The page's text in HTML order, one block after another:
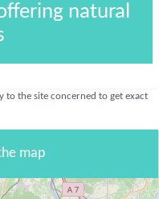
natural
to the site concerned to get exact
map